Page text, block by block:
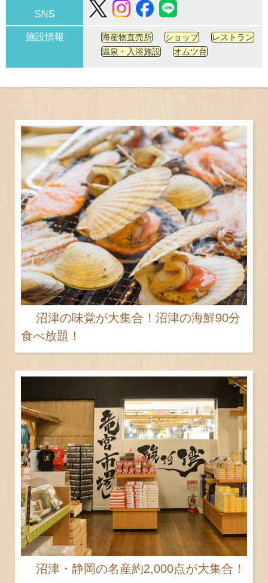
SNS
施設情報 海産物直売所 ショップ
レストラン
温泉・入浴施設
オムツ台
沼津の味覚が大集合！沼津の海鮮90分
食べ放題！
沼津・静岡の名産約2,000点が大集合！